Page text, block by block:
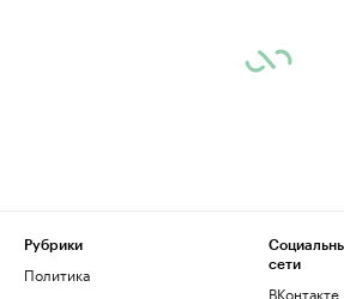
Рубрики
Политика
сети
ВКонтакте